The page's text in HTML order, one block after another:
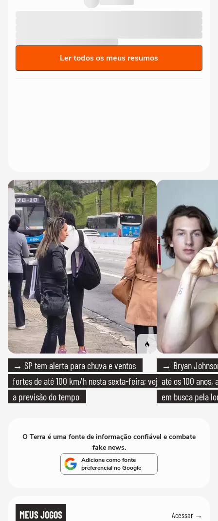
Ler todos os meus resumos
→ SP tem alerta para chuva e ventos
fortes de até 100 km/h nesta sexta-feira; veja
a previsão do tempo
→ Bryan
até os 100
em busca pela
O Terra é uma fonte de informação confiável e combate
fake news.
Adicione como fonte
preferencial no Google
MEUS JOGOS Acessar →